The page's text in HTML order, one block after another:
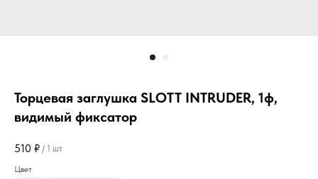
Торцевая заглушка SLOTT INTRUDER, 1ф,
видимый фиксатор
510 ₽ / 1 шт
Цвет